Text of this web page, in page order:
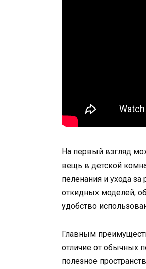
На первый взгляд
вещь в детской
пеленания и ухода
откидных моделей,
удобство
Главным
отличие от обычных
полезное